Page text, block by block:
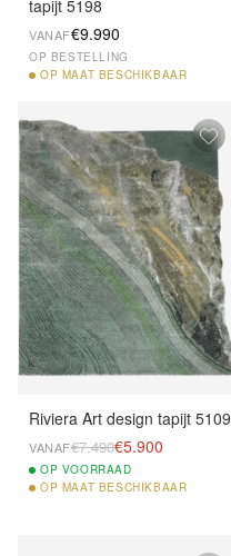
tapijt 5198
VANAF€9.990
OP BESTELLING
OP MAAT BESCHIKBAAR
Riviera Art design tapijt 5109
VANAF€7.490€5.900
OP VOORRAAD
OP MAAT BESCHIKBAAR